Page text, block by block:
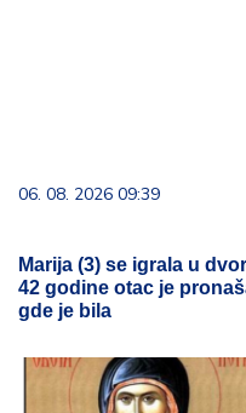
06. 08. 2026 09:39
Marija (3) se igrala u
42 godine otac je
gde je bila